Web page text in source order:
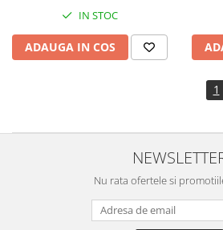
IN STOC
ADAUGA IN COS
1
Nu rata ofertele si